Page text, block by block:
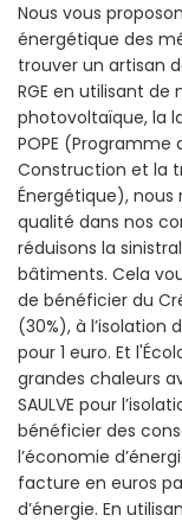
Nous vous
énergétique des
trouver un artisan
RGE en utilisant de
photovoltaïque, la
POPE (Programme
Construction et la
Énergétique), nous
qualité dans nos
réduisons la
bâtiments. Cela
de bénéficier du
(30%), à l’isolation
pour 1 euro. Et
grandes chaleurs
SAULVE pour
bénéficier des
l’économie
facture en euros
d’énergie. En